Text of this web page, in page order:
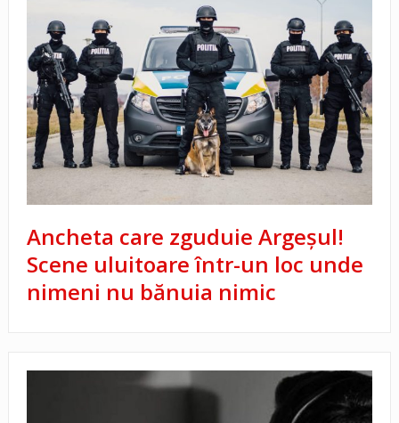
Ancheta care zguduie Argeșul!
Scene uluitoare într-un loc unde
nimeni nu bănuia nimic